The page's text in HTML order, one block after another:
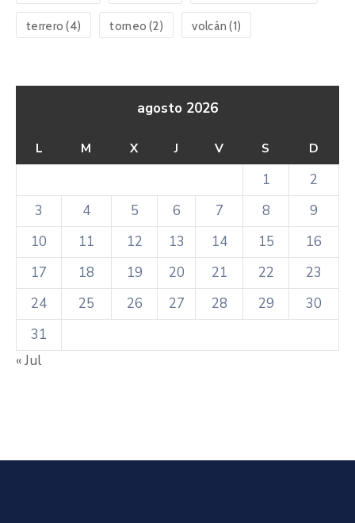
terrero (4) torneo (2) volcán (1)
agosto 2026
L M X J V S D
1
2
3
4 5 6 7 8
9
10
11 12 13 14 15
16
17
18 19 20 21 22
23
24
25 26 27 28 29
30
31
« Jul